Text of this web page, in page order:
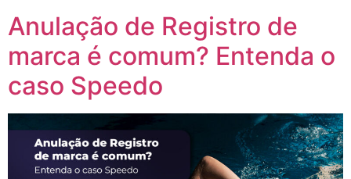
Anulação de Registro de
marca é comum? Entenda o
caso Speedo